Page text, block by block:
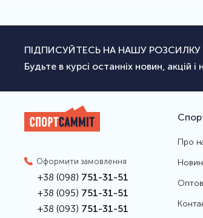
ПІДПИСУЙТЕСЬ НА НАШУ РОЗСИЛКУ
Будьте в курсі останніх новин, акцій
Оформити замовлення
+38 (098) 751-31-51
+38 (095) 751-31-51
+38 (093) 751-31-51
Про